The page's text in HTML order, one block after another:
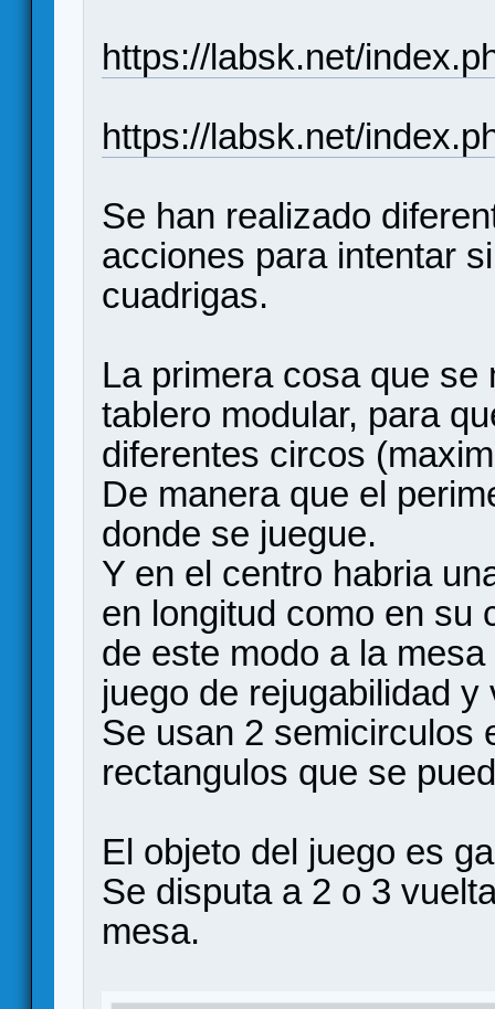
https://labsk.net/
https://labsk.net/
Se han realizado
acciones para intentar
cuadrigas.
La primera cosa que
tablero modular, para
diferentes circos
De manera que el
donde se juegue.
Y en el centro habria
en longitud como en su
de este modo a la
juego de rejugabilidad
Se usan 2 semicirculos
rectangulos que se
El objeto del juego es
Se disputa a 2 o 3
mesa.